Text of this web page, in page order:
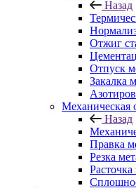
Назад
Отжиг
Отпуск
Закалка
Механическая
Назад
Правка
Резка
Расточка